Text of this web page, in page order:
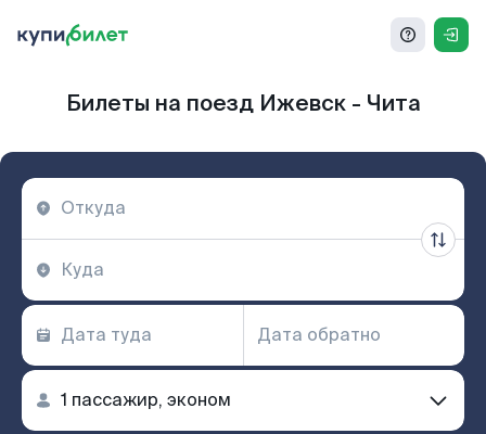
Билеты на поезд Ижевск - Чита